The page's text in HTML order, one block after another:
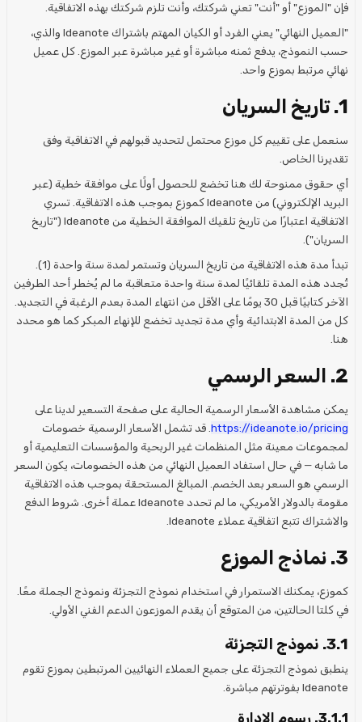
فإن "الموزع" أو "أنت" تعني شركتك، وأنت تلزم شركتك بهذه الاتفاقية.
"العميل النهائي" يعني الفرد أو الكيان المهتم باشتراك Ideanote والذي،
حسب النموذج، يدفع ثمنه مباشرة أو غير مباشرة عبر الموزع. كل عميل
نهائي مرتبط بموزع واحد.
1. تاريخ السريان
سنعمل على تقييم كل موزع محتمل لتحديد قبولهم في الاتفاقية وفق
تقديرنا الخاص.
أي حقوق ممنوحة لك هنا تخضع للحصول أولًا على موافقة خطية (عبر
البريد الإلكتروني) من Ideanote كموزع بموجب هذه الاتفاقية. تسري
الاتفاقية اعتبارًا من تاريخ تلقيك الموافقة الخطية من Ideanote ("تاريخ
السريان").
تبدأ مدة هذه الاتفاقية من تاريخ السريان وتستمر لمدة سنة واحدة (1).
تُجدد هذه المدة تلقائيًا لمدة سنة واحدة متعاقبة ما لم يُخطر أحد الطرفين
الآخر كتابيًا قبل 30 يومًا على الأقل من انتهاء المدة بعدم الرغبة في التجديد.
كل من المدة الابتدائية وأي مدة تجديد تخضع للإنهاء المبكر كما هو محدد
هنا.
2. السعر الرسمي
يمكن مشاهدة الأسعار الرسمية الحالية على صفحة التسعير لدينا على
https://ideanote.io/pricing . قد تشمل الأسعار الرسمية خصومات
لمجموعات معينة مثل المنظمات غير الربحية والمؤسسات التعليمية أو
ما شابه — في حال استفاد العميل النهائي من هذه الخصومات، يكون السعر
الرسمي هو السعر بعد الخصم. المبالغ المستحقة بموجب هذه الاتفاقية
مقومة بالدولار الأمريكي، ما لم تحدد Ideanote عملة أخرى. شروط الدفع
والاشتراك تتبع اتفاقية عملاء Ideanote.
3. نماذج الموزع
كموزع، يمكنك الاستمرار في استخدام نموذج التجزئة ونموذج الجملة معًا.
في كلتا الحالتين، من المتوقع أن يقدم الموزعون الدعم الفني الأولي.
3.1. نموذج التجزئة
ينطبق نموذج التجزئة على جميع العملاء النهائيين المرتبطين بموزع تقوم
Ideanote بفوترتهم مباشرة.
3.1.1. رسوم الإدارة